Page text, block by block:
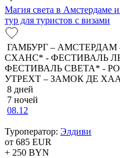
Магия света в Амстердаме
тур для туристов с визами
ГАМБУРГ –
СХАНС* - ФЕСТИВАЛЬ
ФЕСТИВАЛЬ СВЕТА* -
УТРЕХТ – ЗАМОК ДЕ
8 дней
7 ночей
08.12
Туроператор: Элдиви
от 685 EUR
+ 250 BYN